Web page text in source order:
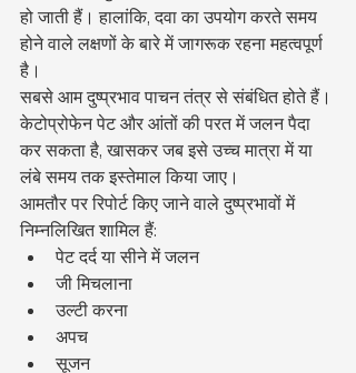
हो जाती हैं। हालांकि, दवा का उपयोग करते समय
होने वाले लक्षणों के बारे में जागरूक रहना महत्वपूर्ण
है।
सबसे आम दुष्प्रभाव पाचन तंत्र से संबंधित होते हैं।
केटोप्रोफेन पेट और आंतों की परत में जलन पैदा
कर सकता है, खासकर जब इसे उच्च मात्रा में या
लंबे समय तक इस्तेमाल किया जाए।
आमतौर पर रिपोर्ट किए जाने वाले दुष्प्रभावों में
निम्नलिखित शामिल हैं:
पेट दर्द या सीने में जलन
जी मिचलाना
उल्टी करना
अपच
सूजन